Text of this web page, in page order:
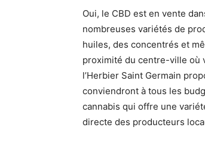
Oui, le CBD est en vente
nombreuses variétés de
huiles, des concentrés et
proximité du centre-ville où
l’Herbier Saint Germain
conviendront à tous les
cannabis qui offre une
directe des producteurs